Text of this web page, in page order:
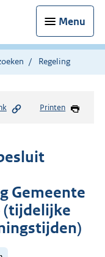
Menu
Regeling
Printen
Gemeente
(tijdelijke